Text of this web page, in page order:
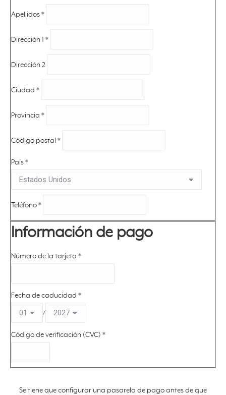
Apellidos*
Dirección 1 *
Dirección 2
Ciudad *
Provincia *
Código postal *
País*
Teléfono*
Información de pago
Número de la tarjeta *
Fecha de caducidad *
/
Código de verificación (CVC) *
Se tiene que configurar una pasarela de pago antes de que